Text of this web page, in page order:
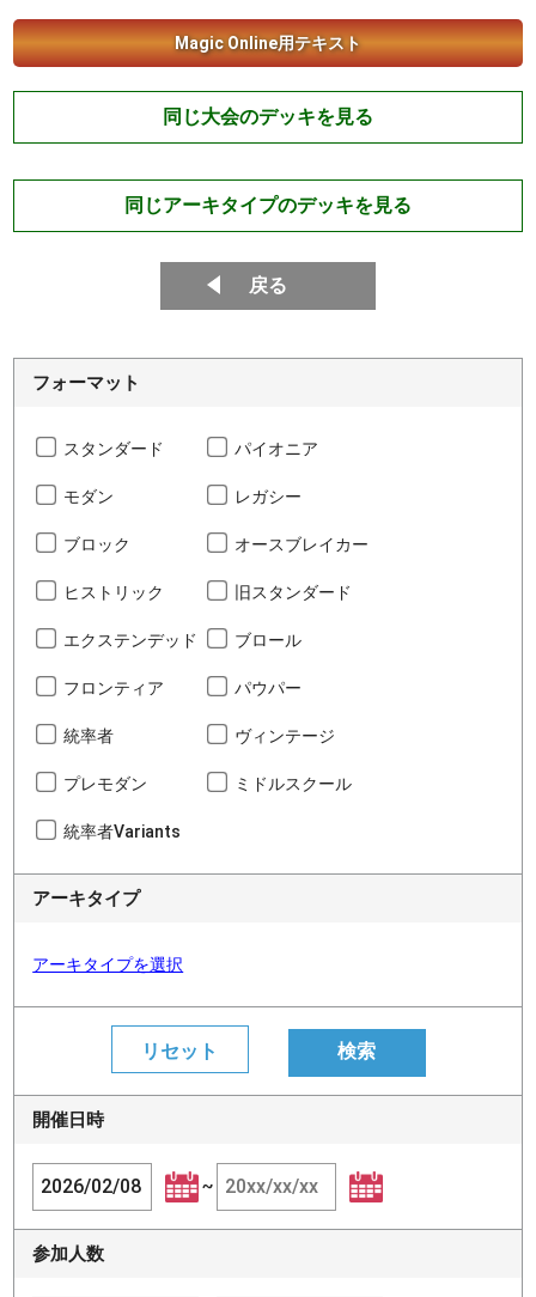
Magic Online用テキスト
同じ大会のデッキを見る
同じアーキタイプのデッキを見る
戻る
フォーマット
スタンダード パイオニア
モダン レガシー
ブロック オースブレイカー
ヒストリック 旧スタンダード
エクステンデッド ブロール
フロンティア パウパー
統率者 ヴィンテージ
プレモダン ミドルスクール
統率者Variants
アーキタイプ
アーキタイプを選択
開催日時
~
参加人数